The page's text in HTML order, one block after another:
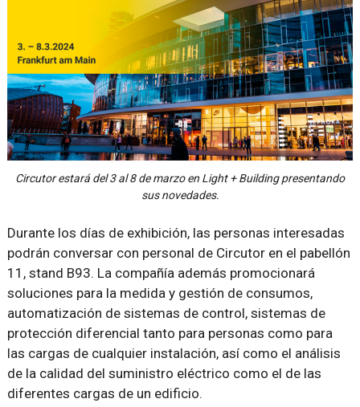
Circutor estará del 3 al 8 de marzo en Light + Building presentando
sus novedades.
Durante los días de exhibición, las personas interesadas
podrán conversar con personal de Circutor en el pabellón
11, stand B93. La compañía además promocionará
soluciones para la medida y gestión de consumos,
automatización de sistemas de control, sistemas de
protección diferencial tanto para personas como para
las cargas de cualquier instalación, así como el análisis
de la calidad del suministro eléctrico como el de las
diferentes cargas de un edificio.